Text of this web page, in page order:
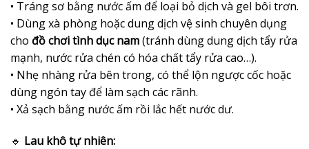
• Tráng sơ bằng nước ấm để loại bỏ dịch và gel bôi trơn.
• Dùng xà phòng hoặc dung dịch vệ sinh chuyên dụng
cho đồ chơi tình dục nam(tránh dùng dung dịch tẩy rửa
mạnh, nước rửa chén có hóa chất tẩy rửa cao…).
• Nhẹ nhàng rửa bên trong, có thể lộn ngược cốc hoặc
dùng ngón tay để làm sạch các rãnh.
• Xả sạch bằng nước ấm rồi lắc hết nước dư.
🔹 Lau khô tự nhiên: